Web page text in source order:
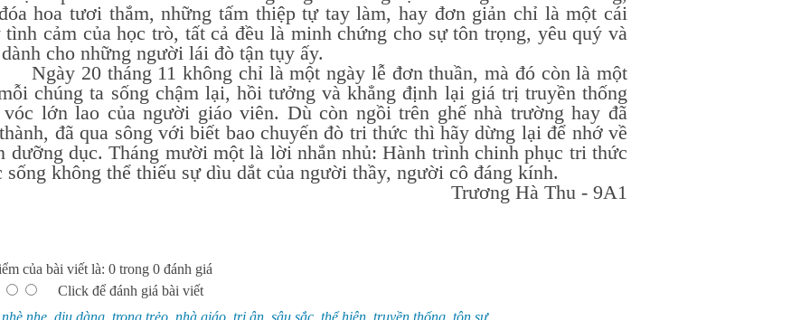
hoa tươi thắm, những tấm thiệp tự tay làm, hay đơn giản chỉ là một cái
tình cảm của học trò, tất cả đều là minh chứng cho sự tôn trọng, yêu quý và
cho những người lái đò tận tụy ấy.
20 tháng 11 không chỉ là một ngày lễ đơn thuần, mà đó còn là một
chúng ta sống chậm lại, hồi tưởng và khẳng định lại giá trị truyền thống
lớn lao của người giáo viên. Dù còn ngồi trên ghế nhà trường hay đã
đã qua sông với biết bao chuyến đò tri thức thì hãy dừng lại để nhớ về
dưỡng dục. Tháng mười một là lời nhắn nhủ: Hành trình chinh phục tri thức
sống không thể thiếu sự dìu dắt của người thầy, người cô đáng kính.
Trương Hà Thu - 9A1
của bài viết là: 0 trong 0 đánh giá
Click để đánh giá bài viết
nhè nhẹ, dịu dàng, trong trẻo, nhà giáo, tri ân, sâu sắc, thể hiện, truyền thống, tôn sư